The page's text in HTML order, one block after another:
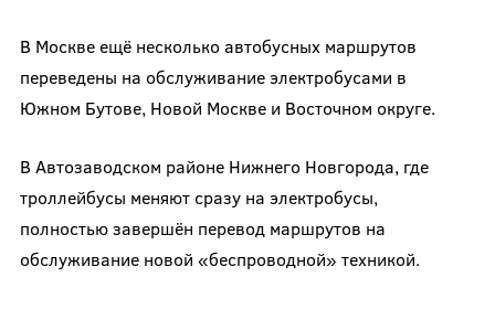
В Москве ещё несколько автобусных маршрутов
переведены на обслуживание электробусами в
Южном Бутове, Новой Москве и Восточном округе.
В Автозаводском районе Нижнего Новгорода, где
троллейбусы меняют сразу на электробусы,
полностью завершён перевод маршрутов на
обслуживание новой «беспроводной» техникой.